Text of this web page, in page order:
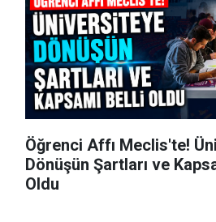
Öğrenci Affı Meclis'te!
Dönüşün Şartları ve
Oldu